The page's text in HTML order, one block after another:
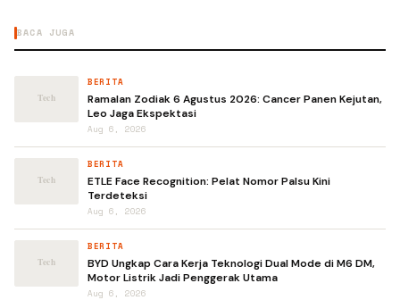
BACA JUGA
BERITA
Ramalan Zodiak 6 Agustus 2026: Cancer Panen Kejutan,
Leo Jaga Ekspektasi
Aug 6, 2026
BERITA
ETLE Face Recognition: Pelat Nomor Palsu Kini
Terdeteksi
Aug 6, 2026
BERITA
BYD Ungkap Cara Kerja Teknologi Dual Mode di M6 DM,
Motor Listrik Jadi Penggerak Utama
Aug 6, 2026